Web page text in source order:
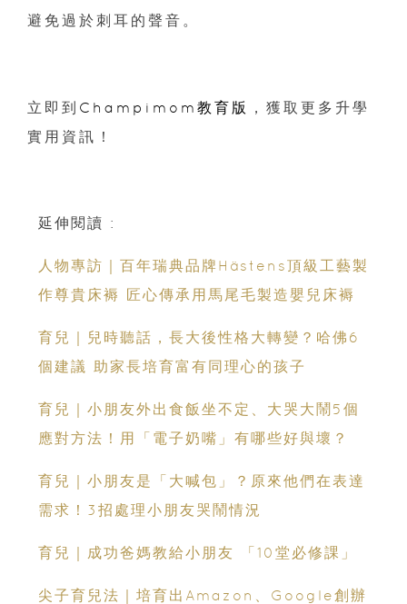
避免過於刺耳的聲音。
立即到 Champimom教育版
，獲取更多升學
實用資訊！
延伸閱讀 :
人物專訪｜百年瑞典品牌Hästens頂級工藝製
作尊貴床褥 匠心傳承用馬尾毛製造嬰兒床褥
育兒｜兒時聽話，長大後性格大轉變？哈佛6
個建議 助家長培育富有同理心的孩子
育兒｜小朋友外出食飯坐不定、大哭大鬧5個
應對方法！用「電子奶嘴」有哪些好與壞？
育兒｜小朋友是「大喊包」？原來他們在表達
需求！3招處理小朋友哭鬧情況
育兒｜成功爸媽教給小朋友 「10堂必修課」
尖子育兒法｜培育出Amazon、Google創辦